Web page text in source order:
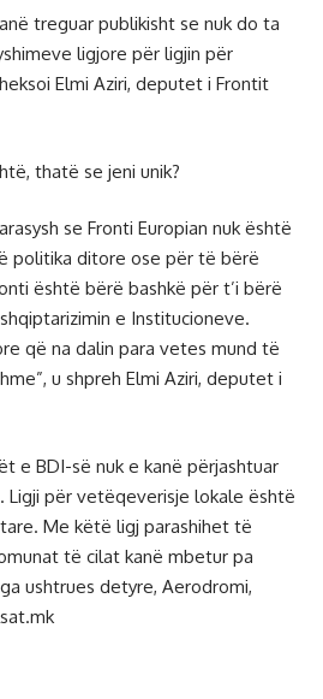
treguar publikisht se nuk do ta
ligjore për ligjin për
Elmi Aziri, deputet i Frontit
thatë se jeni unik?
se Fronti Europian nuk është
politika ditore ose për të bërë
është bërë bashkë për t’i bërë
e Institucioneve.
që na dalin para vetes mund të
u shpreh Elmi Aziri, deputet i
e BDI-së nuk e kanë përjashtuar
Ligji për vetëqeverisje lokale është
Me këtë ligj parashihet të
të cilat kanë mbetur pa
ushtrues detyre, Aerodromi,